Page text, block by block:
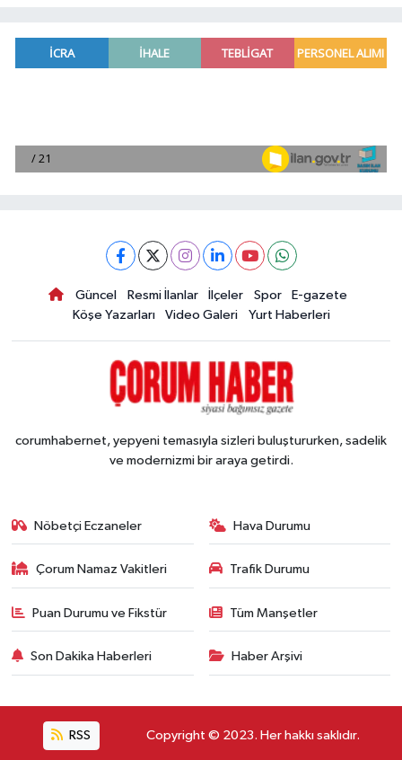
Güncel Resmi İlanlar İlçeler Spor
E-gazete
Köşe Yazarları
Video Galeri Yurt Haberleri
corumhabernet, yepyeni temasıyla sizleri buluştururken, sadelik
ve modernizmi bir araya getirdi.
Nöbetçi Eczaneler Hava Durumu
Çorum Namaz Vakitleri Trafik Durumu
Puan Durumu ve Fikstür Tüm Manşetler
Son Dakika Haberleri Haber Arşivi
RSS Copyright © 2023. Her hakkı saklıdır.